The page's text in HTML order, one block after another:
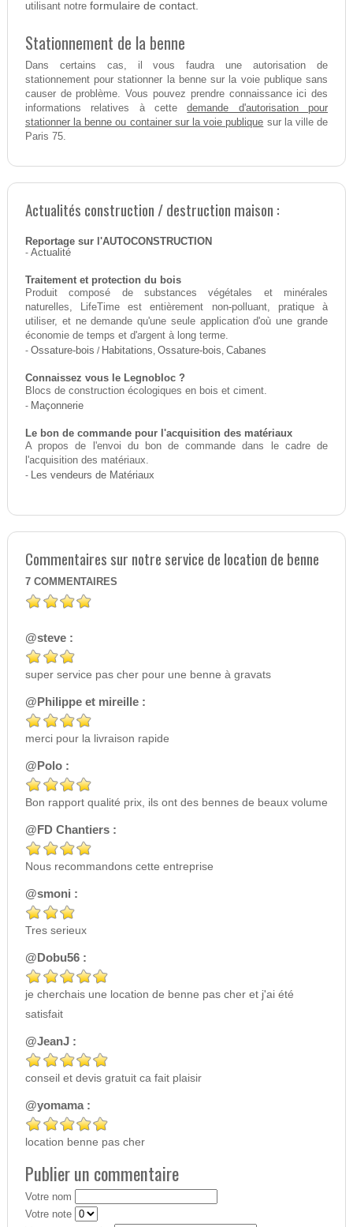
utilisant notre formulaire de contact.
Stationnement de la benne
Dans certains cas, il vous faudra une autorisation de
stationnement pour stationner la benne sur la voie publique sans
causer de problème. Vous pouvez prendre connaissance ici des
informations relatives à cettedemande d'autorisation pour
stationner la benne ou container sur la voie publique sur la ville de
Paris 75.
Actualités construction / destruction maison :
Reportage sur l'AUTOCONSTRUCTION
- Actualité
Traitement et protection du bois
Produit composé de substances végétales et minérales
naturelles, LifeTime est entièrement non-polluant, pratique à
utiliser, et ne demande qu'une seule application d'où une grande
économie de temps et d'argent à long terme.
- Ossature-bois / Habitations, Ossature-bois, Cabanes
Connaissez vous le Legnobloc ?
Blocs de construction écologiques en bois et ciment.
- Maçonnerie
Le bon de commande pour l'acquisition des matériaux
A propos de l'envoi du bon de commande dans le cadre de
l'acquisition des matériaux.
- Les vendeurs de Matériaux
Commentaires sur notre service de location de benne
7 COMMENTAIRES
@steve :
super service pas cher pour une benne à gravats
@Philippe et mireille :
merci pour la livraison rapide
@Polo :
Bon rapport qualité prix, ils ont des bennes de beaux volume
@FD Chantiers :
Nous recommandons cette entreprise
@smoni :
Tres serieux
@Dobu56 :
je cherchais une location de benne pas cher et j'ai été
satisfait
@JeanJ :
conseil et devis gratuit ca fait plaisir
@yomama :
location benne pas cher
Publier un commentaire
Votre nom
Votre note